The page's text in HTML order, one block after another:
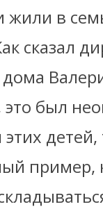
жили в
сказал
дома
это был
детей,
пример,